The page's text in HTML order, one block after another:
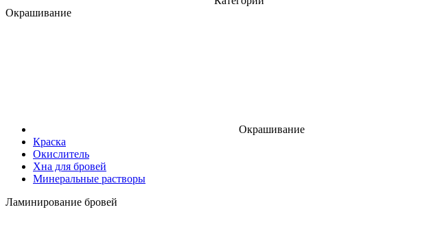
Окрашивание
Окрашивание
Краска
Окислитель
Хна для бровей
Минеральные растворы
Ламинирование бровей